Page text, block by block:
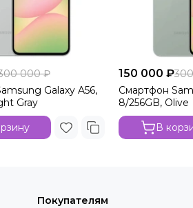
000 ₽
Galaxy A56,
Gray
150 000 ₽
Смартфон
8/256GB, Olive
В
Покупателям